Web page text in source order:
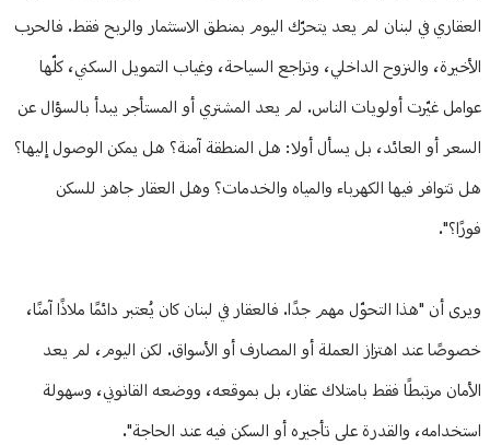
العقاري في لبنان لم يعد يتحرّك اليوم بمنطق الاستثمار والربح فقط. فالحرب
الأخيرة، والنزوح الداخلي، وتراجع السياحة، وغياب التمويل السكني، كلّها
عوامل غيّرت أولويات الناس. لم يعد المشتري أو المستأجر يبدأ بالسؤال عن
السعر أو العائد، بل يسأل أولا: هل المنطقة آمنة؟ هل يمكن الوصول إليها؟
هل تتوافر فيها الكهرباء والمياه والخدمات؟ وهل العقار جاهز للسكن
فورًا؟".
ويرى أن "هذا التحوّل مهم جدًا. فالعقار في لبنان كان يُعتبر دائمًا ملاذًا آمنًا،
خصوصًا عند اهتزاز العملة أو المصارف أو الأسواق. لكن اليوم، لم يعد
الأمان مرتبطًا فقط بامتلاك عقار، بل بموقعه، ووضعه القانوني، وسهولة
استخدامه، والقدرة على تأجيره أو السكن فيه عند الحاجة".